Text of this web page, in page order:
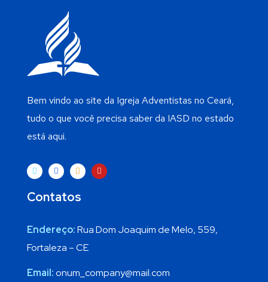
Bem vindo ao site da Igreja Adventistas no Ceará,
tudo o que você precisa saber da IASD no estado
está aqui.
Contatos
Endereço:Rua Dom Joaquim de Melo, 559,
Fortaleza – CE
Email:onum_company@mail.com